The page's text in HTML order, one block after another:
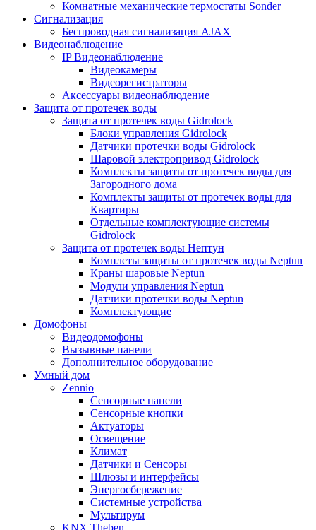
Комнатные механические термостаты Sonder
Сигнализация
Беспроводная сигнализация AJAX
Видеонаблюдение
IP Видеонаблюдение
Видеокамеры
Видеорегистраторы
Аксессуары видеонаблюдение
Защита от протечек воды
Защита от протечек воды Gidrolock
Блоки управления Gidrolock
Датчики протечки воды Gidrolock
Шаровой электропривод Gidrolock
Комплекты защиты от протечек воды для
Загородного дома
Комплекты защиты от протечек воды для
Квартиры
Отдельные комплектующие системы
Gidrolock
Защита от протечек воды Нептун
Комплеты защиты от протечек воды Neptun
Краны шаровые Neptun
Модули управления Neptun
Датчики протечки воды Neptun
Комплектующие
Домофоны
Видеодомофоны
Вызывные панели
Дополнительное оборудование
Умный дом
Zennio
Сенсорные панели
Сенсорные кнопки
Актуаторы
Освещение
Климат
Датчики и Сенсоры
Шлюзы и интерфейсы
Энергосбережение
Системные устройства
Мультирум
KNX Theben